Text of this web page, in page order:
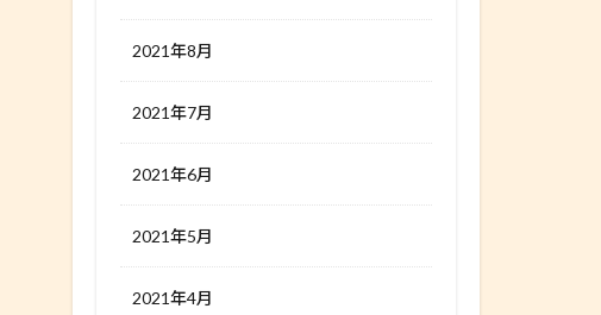
2021年8月
2021年7月
2021年6月
2021年5月
2021年4月